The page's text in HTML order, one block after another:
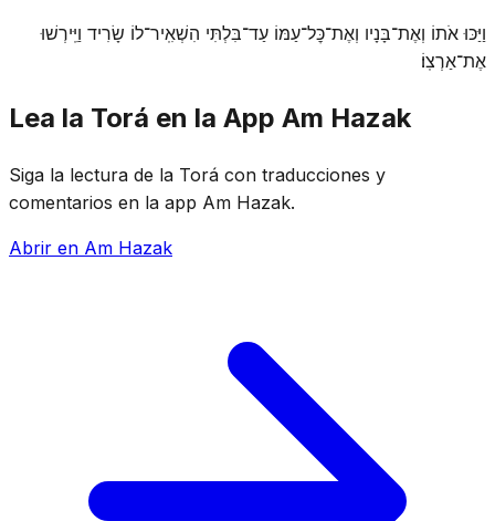
וַיַּכּוּ אֹתוֹ וְאֶת־בָּנָיו וְאֶת־כׇּל־עַמּוֹ עַד־בִּלְתִּי הִשְׁאִֽיר־לוֹ שָׂרִיד וַיִּֽירְשׁוּ
אֶת־אַרְצֽוֹ׃
Lea la Torá en la App Am Hazak
Siga la lectura de la Torá con traducciones y
comentarios en la app Am Hazak.
Abrir en Am Hazak